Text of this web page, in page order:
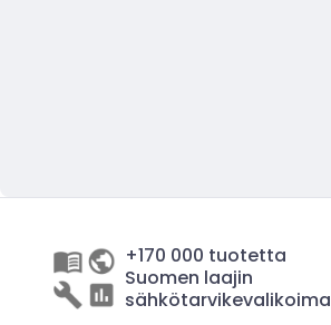
+170 000 tuotetta
Suomen laajin
sähkötarvikevalikoima